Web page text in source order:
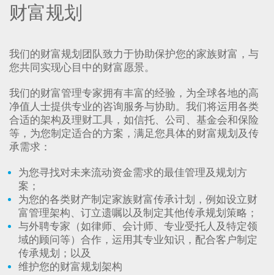
财富规划
我们的财富规划团队致力于协助保护您的家族财富，与
您共同实现心目中的财富愿景。
我们的财富管理专家拥有丰富的经验，为全球各地的高
净值人士提供专业的咨询服务与协助。我们将运用各类
合适的架构及理财工具，如信托、公司、基金会和保险
等，为您制定适合的方案，满足您具体的财富规划及传
承需求：
为您寻找对未来流动资金需求的最佳管理及规划方
案；
为您的各类财产制定家族财富传承计划，例如设立财
富管理架构、订立遗嘱以及制定其他传承规划策略；
与外聘专家（如律师、会计师、专业受托人及特定领
域的顾问等）合作，运用其专业知识，配合客户制定
传承规划；以及
维护您的财富规划架构